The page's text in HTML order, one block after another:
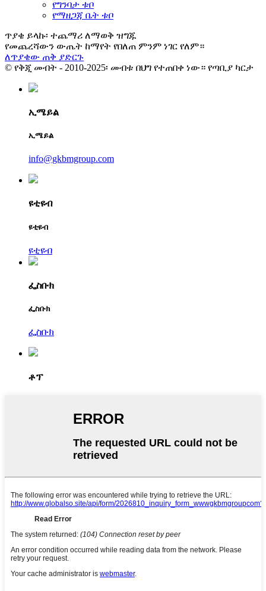
የግንባታ ቱቦ
የማዘጋጃ ቤት ቱቦ
ጥያቄ ይላኩ፡ ተጨማሪ ለማወቅ ዝግጁ
የመጨረሻውን ውጤት ከማየት የበለጠ ምንም ነገር የለም።
ለጥያቄው ጠቅ ያድርጉ
© የቅጂ መብት - 2010-2025፡ መብቱ በህግ የተጠበቀ ነው። የጣቢያ ካርታ
ኢሜይል
ኢሜይል
info@gkbmgroup.com
ዩቲዩብ
ዩቲዩብ
ዩቲዩብ
ፌስቡክ
ፌስቡክ
ፌስቡክ
ቶፕ